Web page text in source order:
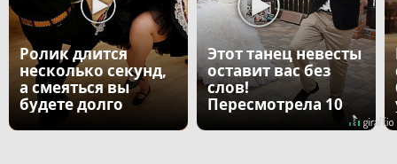
Ролик длится
несколько секунд,
а смеяться вы
будете долго
Этот танец невесты
оставит вас без
слов!
Пересмотрела 10